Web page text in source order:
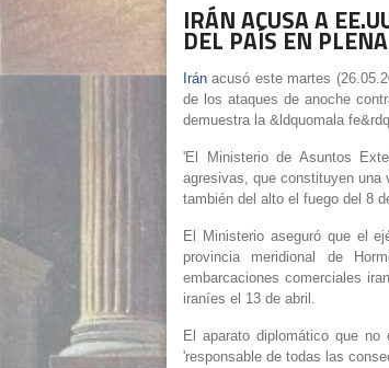
IRÁN ACUSA A
DEL PAÍS EN
Irán acusó este martes
de los ataques de anoche
demuestra la &ldquomala
'El Ministerio de Asuntos
agresivas, que constituyen una
también del alto el fuego del 8
El Ministerio aseguró que el
provincia meridional de
embarcaciones comerciales
iraníes el 13 de abril.
El aparato diplomático que
'responsable de todas las